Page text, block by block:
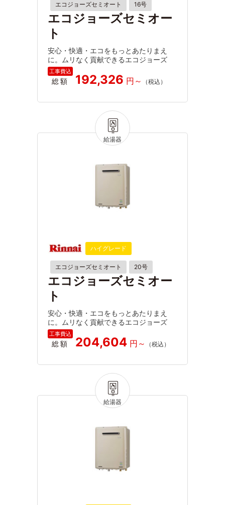
エコジョーズセミオート 16号
エコジョーズセミオー
ト
安心・快適・エコをもっとあたりまえ
に。ムリなく貢献できるエコジョーズ
総額 192,326
ハイグレード
エコジョーズセミオート 20号
エコジョーズセミオー
ト
安心・快適・エコをもっとあたりまえ
に。ムリなく貢献できるエコジョーズ
総額 204,604